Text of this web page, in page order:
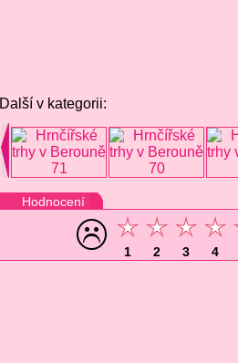
Další v kategorii:
Hodnocení
1 2 3 4